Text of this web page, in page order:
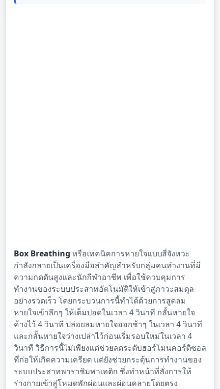
Box Breathing หรือเทคนิคการหายใจแบบสี่จังหวะ
กำลังกลายเป็นเครื่องมือสำคัญสำหรับกลุ่มคนทำงานที่มี
ความกดดันสูงและนักกีฬาอาชีพ เพื่อใช้ควบคุมการ
ทำงานของระบบประสาทอัตโนมัติให้เข้าสู่ภาวะสมดุล
อย่างรวดเร็ว โดยกระบวนการนี้ทำได้ด้วยการสูดลม
หายใจเข้าลึกๆ ให้เต็มปอดในเวลา 4 วินาที กลั้นหายใจ
ค้างไว้ 4 วินาที ปล่อยลมหายใจออกช้าๆ ในเวลา 4 วินาที
และกลั้นหายใจว่างเปล่าไว้ก่อนเริ่มรอบใหม่ในเวลา 4
วินาที วิธีการนี้ไม่เพียงแต่ช่วยลดระดับฮอร์โมนคอร์ติซอล
ที่ก่อให้เกิดความเครียด แต่ยังช่วยกระตุ้นการทำงานของ
ระบบประสาทพาราซิมพาเทติก ซึ่งทำหน้าที่สั่งการให้
ร่างกายเข้าสู่โหมดพักผ่อนและผ่อนคลายโดยตรง